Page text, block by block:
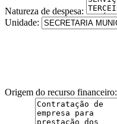
Natureza de despesa:
Unidade:
Origem do recurso financeiro: